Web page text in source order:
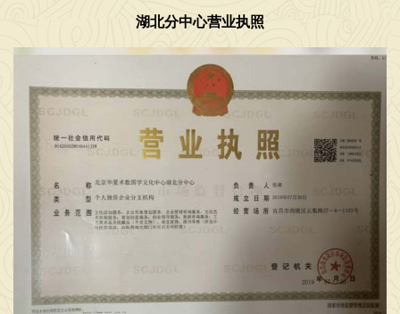
湖北分中心营业执照